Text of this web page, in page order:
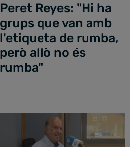
Peret Reyes: "Hi ha
grups que van amb
l'etiqueta de rumba,
però allò no és
rumba"